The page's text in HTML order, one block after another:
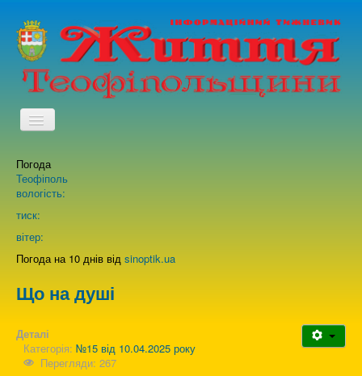
TPL_PROTOSTAR_TOGGLE_MENU
Про нас
Погода
Теофіполь
вологість:
тиск:
вітер:
Погода на 10 днів від sinoptik.ua
Що на душі
Деталі
Категорія: №15 від 10.04.2025 року
Перегляди: 267